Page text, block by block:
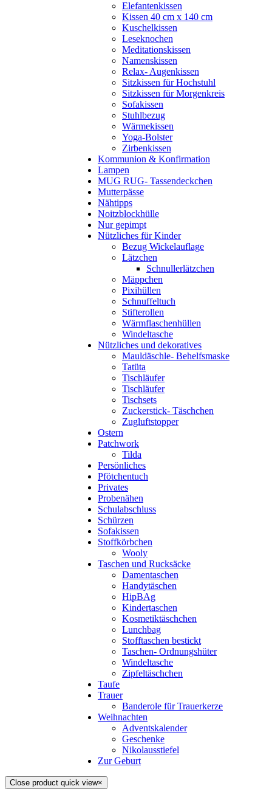
Elefantenkissen
Kissen 40 cm x 140 cm
Kuschelkissen
Leseknochen
Meditationskissen
Namenskissen
Relax- Augenkissen
Sitzkissen für Hochstuhl
Sitzkissen für Morgenkreis
Sofakissen
Stuhlbezug
Wärmekissen
Yoga-Bolster
Zirbenkissen
Kommunion & Konfirmation
Lampen
MUG RUG- Tassendeckchen
Mutterpässe
Nähtipps
Noitzblockhülle
Nur gepimpt
Nützliches für Kinder
Bezug Wickelauflage
Lätzchen
Schnullerlätzchen
Mäppchen
Pixihüllen
Schnuffeltuch
Stifterollen
Wärmflaschenhüllen
Windeltasche
Nützliches und dekoratives
Mauldäschle- Behelfsmaske
Tatüta
Tischläufer
Tischläufer
Tischsets
Zuckerstick- Täschchen
Zugluftstopper
Ostern
Patchwork
Tilda
Persönliches
Pfötchentuch
Privates
Probenähen
Schulabschluss
Schürzen
Sofakissen
Stoffkörbchen
Wooly
Taschen und Rucksäcke
Damentaschen
Handytäschen
HipBAg
Kindertaschen
Kosmetiktäschchen
Lunchbag
Stofftaschen bestickt
Taschen- Ordnungshüter
Windeltasche
Zipfeltäschchen
Taufe
Trauer
Banderole für Trauerkerze
Weihnachten
Adventskalender
Geschenke
Nikolausstiefel
Zur Geburt
Close product quick view×